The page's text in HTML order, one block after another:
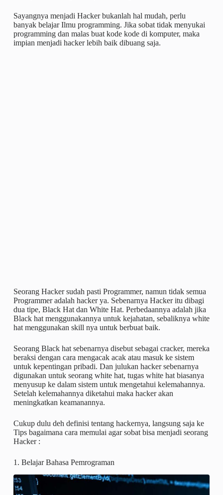
Sayangnya menjadi Hacker bukanlah hal mudah, perlu
banyak belajar Ilmu programming. Jika sobat tidak menyukai
programming dan malas buat kode kode di komputer, maka
impian menjadi hacker lebih baik dibuang saja.
Seorang Hacker sudah pasti Programmer, namun tidak semua
Programmer adalah hacker ya. Sebenarnya Hacker itu dibagi
dua tipe, Black Hat dan White Hat. Perbedaannya adalah jika
Black hat menggunakannya untuk kejahatan, sebaliknya white
hat menggunakan skill nya untuk berbuat baik.
Seorang Black hat sebenarnya disebut sebagai cracker, mereka
beraksi dengan cara mengacak acak atau masuk ke sistem
untuk kepentingan pribadi. Dan julukan hacker sebenarnya
digunakan untuk seorang white hat, tugas white hat biasanya
menyusup ke dalam sistem untuk mengetahui kelemahannya.
Setelah kelemahannya diketahui maka hacker akan
meningkatkan keamanannya.
Cukup dulu deh definisi tentang hackernya, langsung saja ke
Tips bagaimana cara memulai agar sobat bisa menjadi seorang
Hacker :
1. Belajar Bahasa Pemrograman